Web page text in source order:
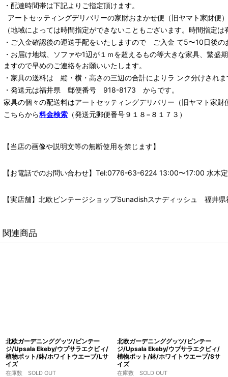
・配達時間帯は下記よりご指定頂けます。
アートセッティングデリバリーの家財おまかせ便 （旧ヤマト家財便
（地域によっては時間指定ができないこともございます。時間指定
・ご入金確認後の運送手配をいたしますので ご入金 て5〜10日後の
・お届け地域、ソファや1辺が１ｍを超えるもの等大きな家具、繁
ますので早めのご連絡をお願いいたします。
・家具の送料は 縦・横・高さの三辺の合計によりラ ンク分けされま
・発送元は福井県 郵便番号 918-8173 からです。
家具の個々の配送料はアートセッティングデリバリー （旧ヤマト家財
こちらから料金検索 （発送元郵便番号９１８−８１７３）
【当店の画像や説明文等の無断使用を禁じます】
【お電話でのお問い合わせ】Tel:0776-63-6224 13:00〜17:00 水木
【実店舗】北欧ビンテージショップSunadishスナディッシュ 福井
関連商品
北欧ガーデニンググッツ/ビンテー
ジ/Upsala Ekeby/ウプサラエクビィ/
植物ポット/鉢/ホワイトウエーブ/Lサ
イズ
在庫数 SOLD OUT
北欧ガーデニンググッツ/ビンテー
ジ/Upsala Ekeby/ウプサラエクビィ/
植物ポット/鉢/ホワイトウエーブ/Sサ
イズ
在庫数 SOLD OUT